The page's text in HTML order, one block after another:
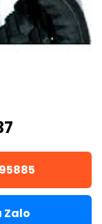
Zalo